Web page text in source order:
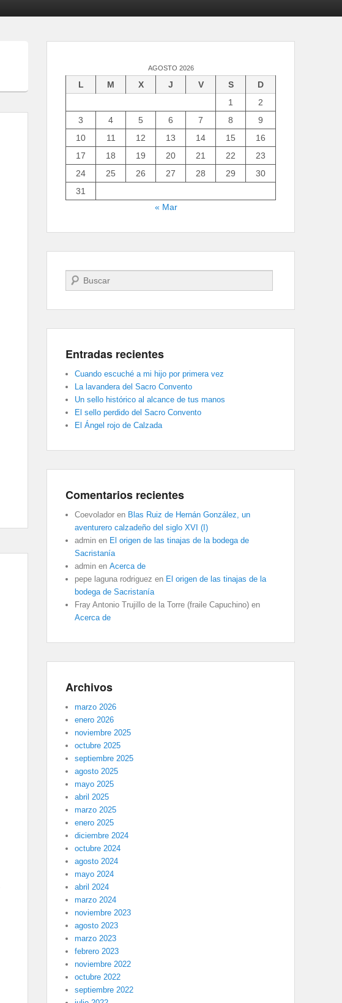
AGOSTO 2026
L M X J V S
D
1
2
3
4 5 6 7 8
9
10
11 12 13 14 15
16
17
18 19 20 21 22
23
24
25 26 27 28 29
30
31
« Mar
Buscar
Entradas recientes
Cuando escuché a mi hijo por primera vez
La lavandera del Sacro Convento
Un sello histórico al alcance de tus manos
El sello perdido del Sacro Convento
El Ángel rojo de Calzada
Comentarios recientes
Coevolador en Blas Ruiz de Hernán González, un
aventurero calzadeño del siglo XVI (I)
admin en El origen de las tinajas de la bodega de
Sacristanía
admin en Acerca de
pepe laguna rodriguez en El origen de las tinajas de la
bodega de Sacristanía
Fray Antonio Trujillo de la Torre (fraile Capuchino) en
Acerca de
Archivos
marzo 2026
enero 2026
noviembre 2025
octubre 2025
septiembre 2025
agosto 2025
mayo 2025
abril 2025
marzo 2025
enero 2025
diciembre 2024
octubre 2024
agosto 2024
mayo 2024
abril 2024
marzo 2024
noviembre 2023
agosto 2023
marzo 2023
febrero 2023
noviembre 2022
octubre 2022
septiembre 2022